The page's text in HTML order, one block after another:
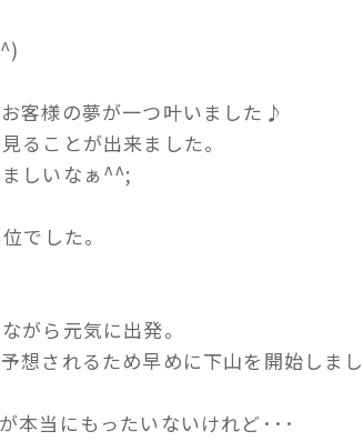
客様の夢が一つ叶いました♪
ることが出来ました。
しいなぁ^^;
でした。
がら元気に出発。
想されるため早めに下山を開始しま
本当にもったいないけれど･･･